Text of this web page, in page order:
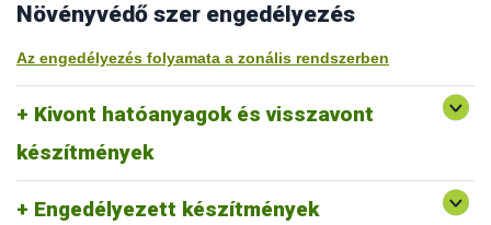
Növényvédő szer engedélyezés
Az engedélyezés folyamata a zonális rendszerben
Kivont hatóanyagok és visszavont
készítmények
Visszavont és lejárt érvényességű növényvédő szerek
Engedélyezett készítmények
Használja felelősséggel a növényvédő szert!
Szigorodik a csigaölő szerek használata
A növényvédő szer hatóanyagok felülvizsgálatáról